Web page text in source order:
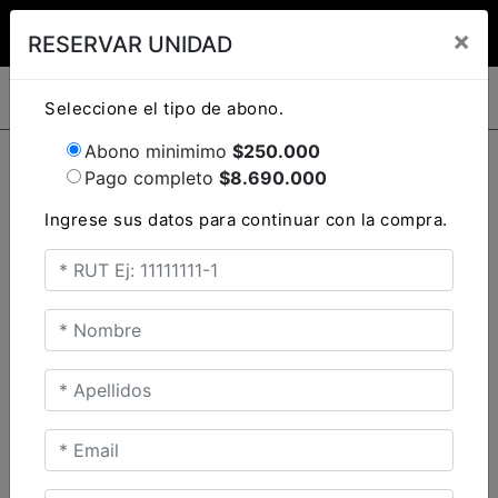
TRIDENT 660 TRIBUTE
Precio desde $9.090.000
Precio desde $11.990.000
ELECCIÓN DE
NEUMÁTICOS
TIGER SPORT 660
KOROSI RED
INGRESO CLIENTES
Ingresa tu rut y password para acceder. Si aun no
tienes una cuenta creada tendrás que registrarte.
Recuperar contraseña
RESERVAR UNIDAD ×
Seleccione el tipo de abono.
Abono minimimo $250.000
Pago completo $8.690.000
Ingrese sus datos para continuar con la compra.